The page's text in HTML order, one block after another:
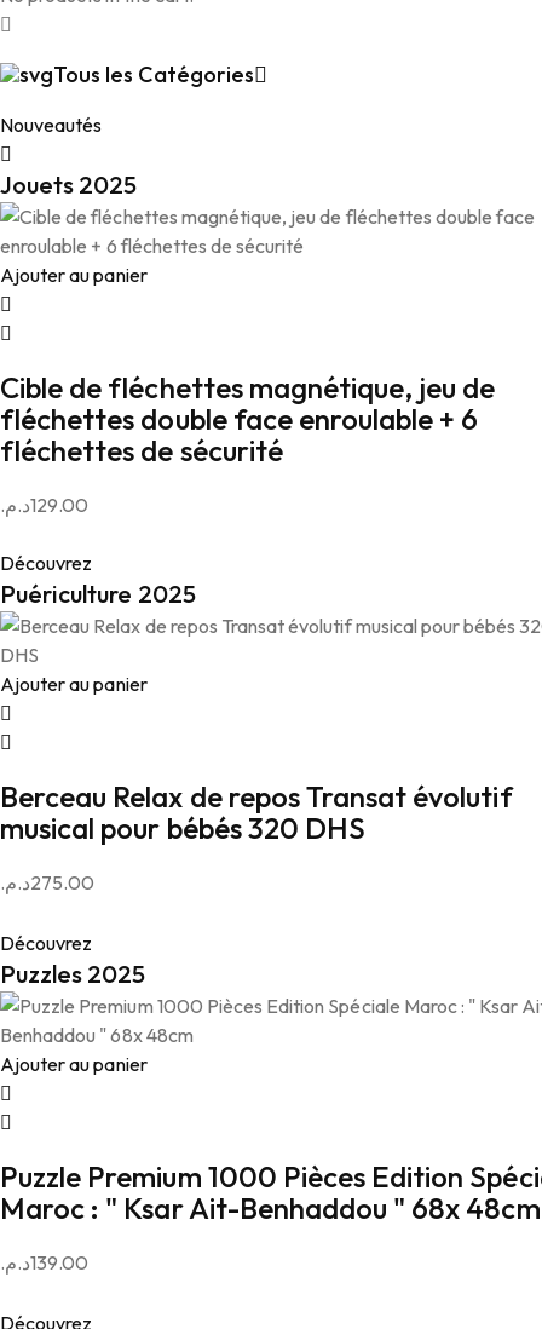
Tous les Catégories
Nouveautés
Jouets 2025
Ajouter au panier
Cible de fléchettes magnétique, jeu de
fléchettes double face enroulable + 6
fléchettes de sécurité
129.00د.م.
Découvrez
Puériculture 2025
Ajouter au panier
Berceau Relax de repos Transat évolutif
musical pour bébés 320 DHS
275.00د.م.
Découvrez
Puzzles 2025
Ajouter au panier
Puzzle Premium 1000 Pièces Edition
Maroc : " Ksar Ait-Benhaddou " 68x 48cm
139.00د.م.
Découvrez